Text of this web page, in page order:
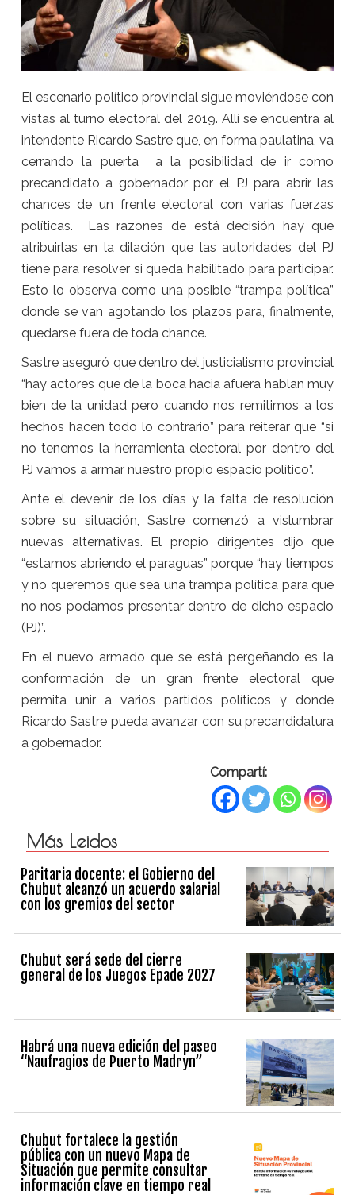
El escenario político provincial sigue moviéndose con
vistas al turno electoral del 2019. Allí se encuentra al
intendente Ricardo Sastre que, en forma paulatina, va
cerrando la puerta a la posibilidad de ir como
precandidato a gobernador por el PJ para abrir las
chances de un frente electoral con varias fuerzas
políticas. Las razones de está decisión hay que
atribuirlas en la dilación que las autoridades del PJ
tiene para resolver si queda habilitado para participar.
Esto lo observa como una posible “trampa política”
donde se van agotando los plazos para, finalmente,
quedarse fuera de toda chance.
Sastre aseguró que dentro del justicialismo provincial
“hay actores que de la boca hacia afuera hablan muy
bien de la unidad pero cuando nos remitimos a los
hechos hacen todo lo contrario” para reiterar que “si
no tenemos la herramienta electoral por dentro del
PJ vamos a armar nuestro propio espacio político”.
Ante el devenir de los días y la falta de resolución
sobre su situación, Sastre comenzó a vislumbrar
nuevas alternativas. El propio dirigentes dijo que
“estamos abriendo el paraguas” porque “hay tiempos
y no queremos que sea una trampa política para que
no nos podamos presentar dentro de dicho espacio
(PJ)”.
En el nuevo armado que se está pergeñando es la
conformación de un gran frente electoral que
permita unir a varios partidos políticos y donde
Ricardo Sastre pueda avanzar con su precandidatura
a gobernador.
Compartí:
Más Leidos
Paritaria docente: el Gobierno del
Chubut alcanzó un acuerdo salarial
con los gremios del sector
Chubut será sede del cierre
general de los Juegos Epade 2027
Habrá una nueva edición del paseo
“Naufragios de Puerto Madryn”
Chubut fortalece la gestión
pública con un nuevo Mapa de
Situación que permite consultar
información clave en tiempo real